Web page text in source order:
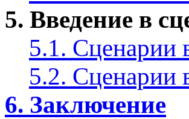
5. Введение в
5.1. Сценарии
5.2. Сценарии
6. Заключение